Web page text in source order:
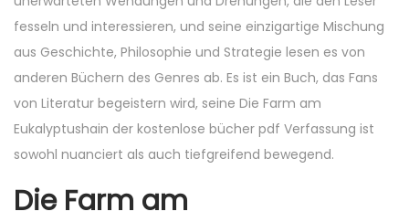
fesseln und interessieren, und seine einzigartige Mischung
aus Geschichte, Philosophie und Strategie lesen es von
anderen Büchern des Genres ab. Es ist ein Buch, das Fans
von Literatur begeistern wird, seine Die Farm am
Eukalyptushain der kostenlose bücher pdf Verfassung ist
sowohl nuanciert als auch tiefgreifend bewegend.
Die Farm am